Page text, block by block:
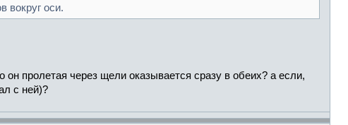
вокруг оси.
он пролетая через щели оказывается сразу в обеих? а если,
с ней)?